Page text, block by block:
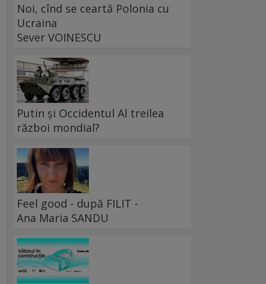
Noi, cînd se ceartă Polonia cu
Ucraina
Sever VOINESCU
Putin și Occidentul Al treilea
război mondial?
Feel good - după FILIT -
Ana Maria SANDU